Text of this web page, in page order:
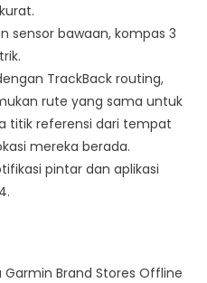
sensor bawaan, kompas 3
TrackBack routing,
rute yang sama untuk
titik referensi dari tempat
mereka berada.
pintar dan aplikasi
Brand Stores Offline